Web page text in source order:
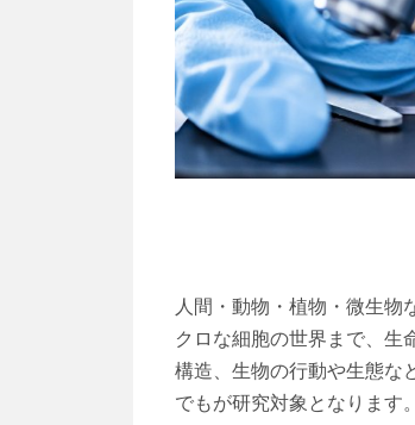
人間・動物・植物・微生物
クロな細胞の世界まで、生
構造、生物の行動や生態な
でもが研究対象となります。